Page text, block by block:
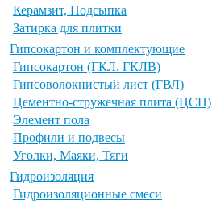
Керамзит, Подсыпка
Затирка для плитки
Гипсокартон и комплектующие
Гипсокартон (ГКЛ. ГКЛВ)
Гипсоволокнистый лист (ГВЛ)
Цементно-стружечная плита (ЦСП)
Элемент пола
Профили и подвесы
Уголки, Маяки, Тяги
Гидроизоляция
Гидроизоляционные смеси